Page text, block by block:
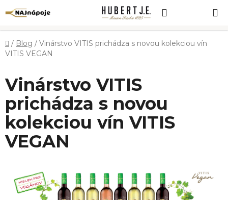
na
KOŠÍK
Domov
/ Blog / Vinárstvo VITIS prichádza s novou kolekciou vín
VITIS VEGAN
Vinárstvo VITIS
prichádza s novou
kolekciou vín VITIS
VEGAN